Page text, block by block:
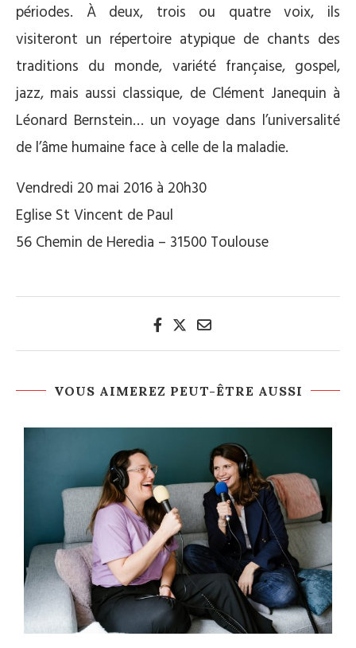
périodes. À deux, trois ou quatre voix, ils
visiteront un répertoire atypique de chants des
traditions du monde, variété française, gospel,
jazz, mais aussi classique, de Clément Janequin à
Léonard Bernstein… un voyage dans l’universalité
de l’âme humaine face à celle de la maladie.
Vendredi 20 mai 2016 à 20h30
Eglise St Vincent de Paul
56 Chemin de Heredia – 31500 Toulouse
VOUS AIMEREZ PEUT-ÊTRE AUSSI